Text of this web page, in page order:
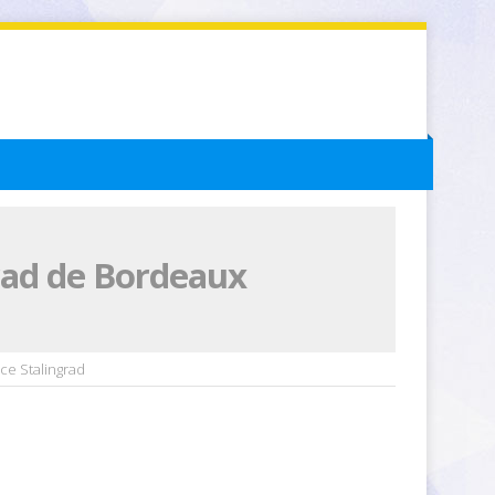
de Bordeaux
Stalingrad